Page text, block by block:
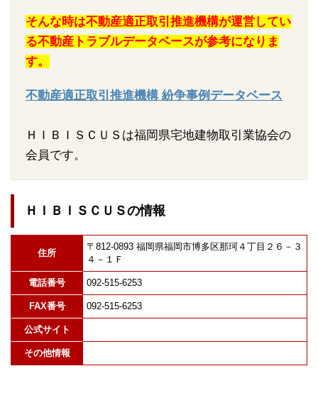
そんな時は不動産適正取引推進機構が運営してい
る不動産トラブルデータベースが参考になりま
す。
不動産適正取引推進機構 紛争事例データベース
ＨＩＢＩＳＣＵＳは福岡県宅地建物取引業協会の
会員です。
ＨＩＢＩＳＣＵＳの情報
住所
〒812-0893 福岡県福岡市博多区那珂４丁目２６－３
４－１Ｆ
電話番号 092-515-6253
FAX番号 092-515-6253
公式サイト
その他情報